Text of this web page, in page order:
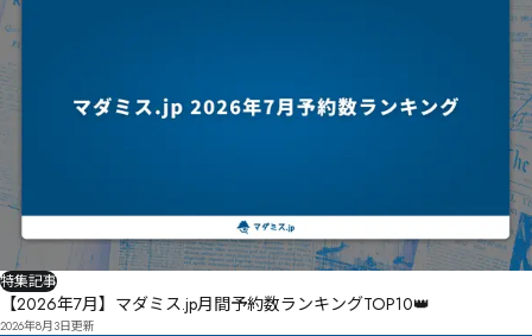
特集記事
【2026年7月】マダミス.jp月間予約数ランキングTOP10👑
2026年8月3日更新